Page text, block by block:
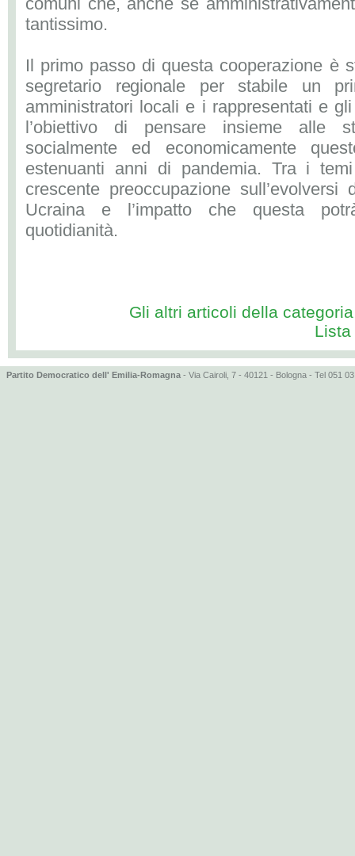
tantissimo.
Il primo passo di questa cooperazione è
segretario regionale per stabile un
amministratori locali e i rappresentati e
l’obiettivo di pensare insieme alle
socialmente ed economicamente
estenuanti anni di pandemia. Tra i
crescente preoccupazione
Ucraina e l’impatto che questa
quotidianità.
Gli altri articoli della
Partito Democratico dell' Emilia-Romagna - Via Cairoli, 7 - 40121 - Bologna - Tel 051